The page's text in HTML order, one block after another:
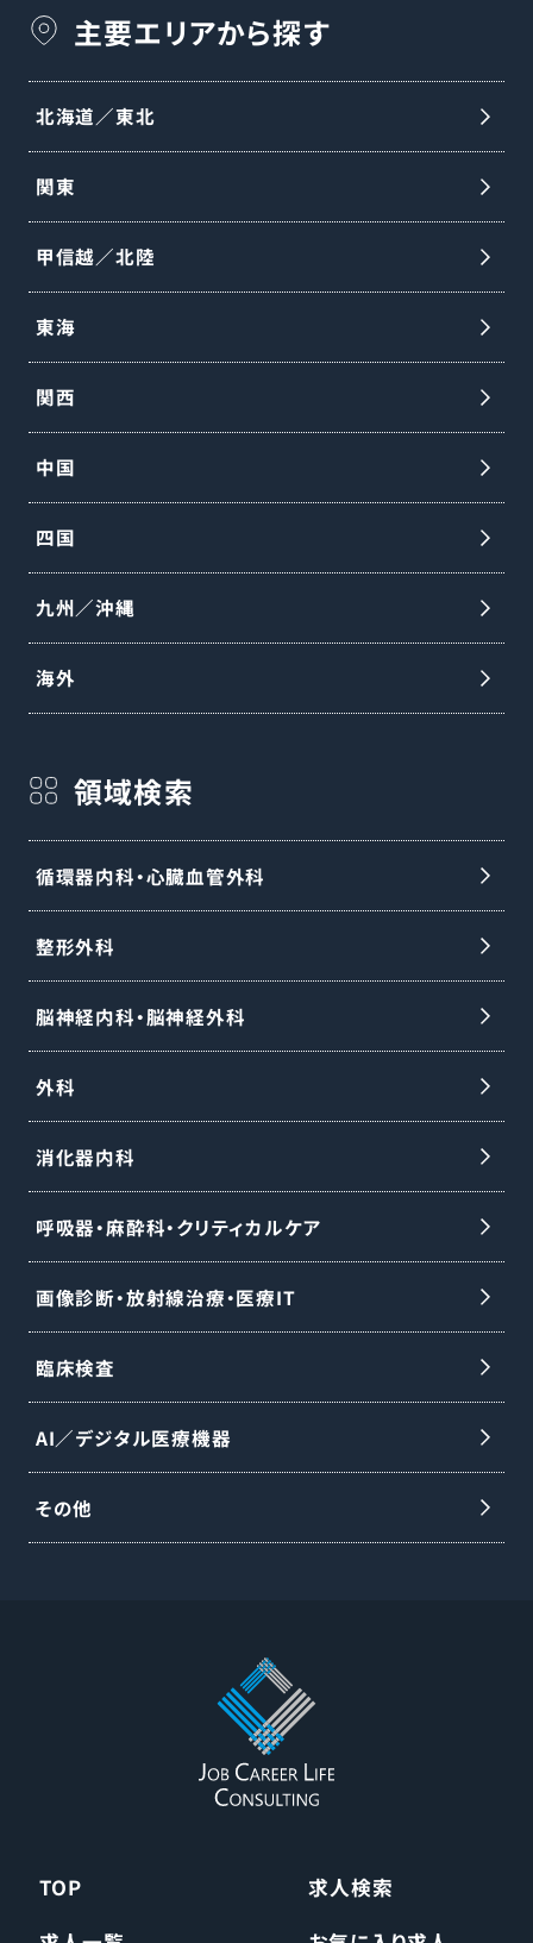
主要エリアから探す
北海道／東北
関東
甲信越／北陸
東海
関西
中国
四国
九州／沖縄
海外
領域検索
循環器内科・心臓血管外科
整形外科
脳神経内科・脳神経外科
外科
消化器内科
呼吸器・麻酔科・クリティカルケア
画像診断・放射線治療・医療IT
臨床検査
AI／デジタル医療機器
その他
TOP
求人検索